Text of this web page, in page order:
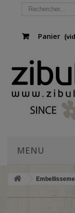
Panier
MENU